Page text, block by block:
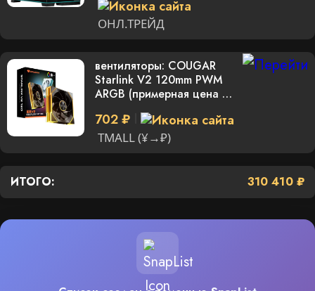
ОНЛ.ТРЕЙД
вентиляторы: COUGAR
Starlink V2 120mm PWM
ARGB (примерная цена за
702 ₽
TMALL (¥→₽)
ИТОГО: 310 410 ₽